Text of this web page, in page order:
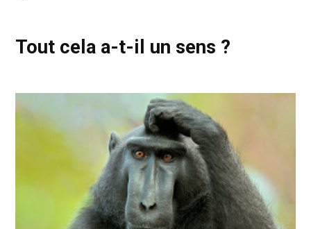
Tout cela a-t-il un sens ?